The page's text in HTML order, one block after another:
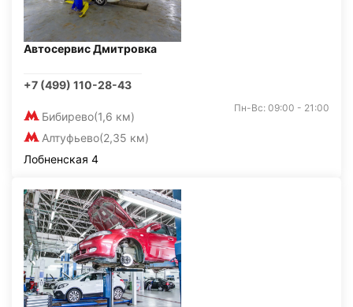
Автосервис Дмитровка
+7 (499) 110-28-43
Бибирево(1,6 км)
Алтуфьево(2,35 км)
Пн-Вс: 09:00 - 21:00
Лобненская 4